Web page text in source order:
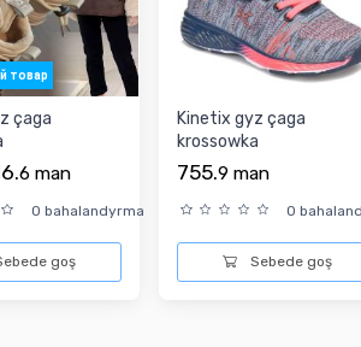
товар
çaga
6 man
0 bahalandyrma
goş
Kinetix gyz çaga
krossowka
755.9 man
0
Sebede goş